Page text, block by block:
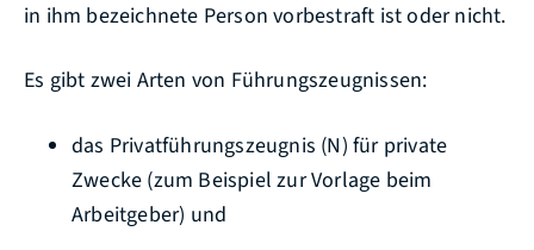
in ihm bezeichnete Person vorbestraft ist oder nicht.
Es gibt zwei Arten von Führungszeugnissen:
das Privatführungszeugnis (N) für private
Zwecke (zum Beispiel zur Vorlage beim
Arbeitgeber) und